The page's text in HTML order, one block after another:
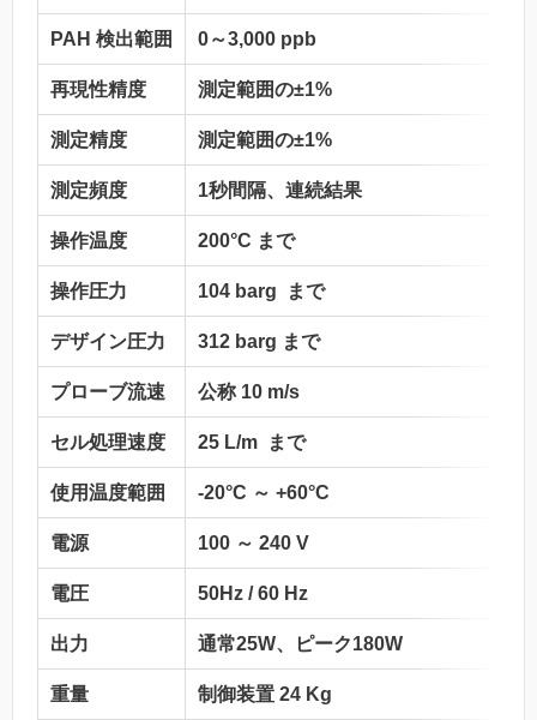
PAH 検出範囲 0～3,000 ppb
再現性精度 測定範囲の±1%
測定精度 測定範囲の±1%
測定頻度 1秒間隔、連続結果
操作温度 200°C まで
操作圧力 104 barg まで
デザイン圧力 312 barg まで
プローブ流速 公称 10 m/s
セル処理速度 25 L/m まで
使用温度範囲 -20°C ～ +60°C
電源 100 ～ 240 V
電圧 50Hz / 60 Hz
出力 通常25W、ピーク180W
重量 制御装置 24 Kg